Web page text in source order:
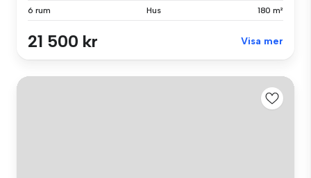
6 rum Hus 180 m²
21 500 kr Visa mer